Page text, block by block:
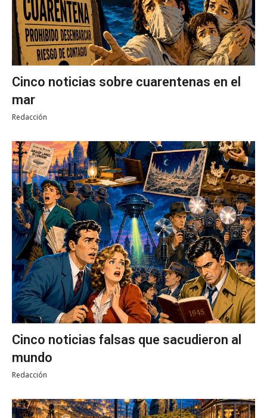
Cinco noticias sobre cuarentenas en el
mar
Redacción
Cinco noticias falsas que sacudieron al
mundo
Redacción